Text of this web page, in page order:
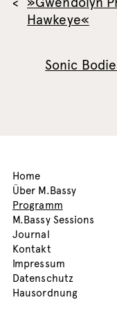
Hawkeye«
Sonic
Home
Über M.Bassy
Programm
M.Bassy Sessions
Journal
Kontakt
Impressum
Datenschutz
Hausordnung